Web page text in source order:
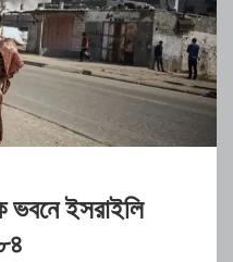
ভবনে ইসরাইলি